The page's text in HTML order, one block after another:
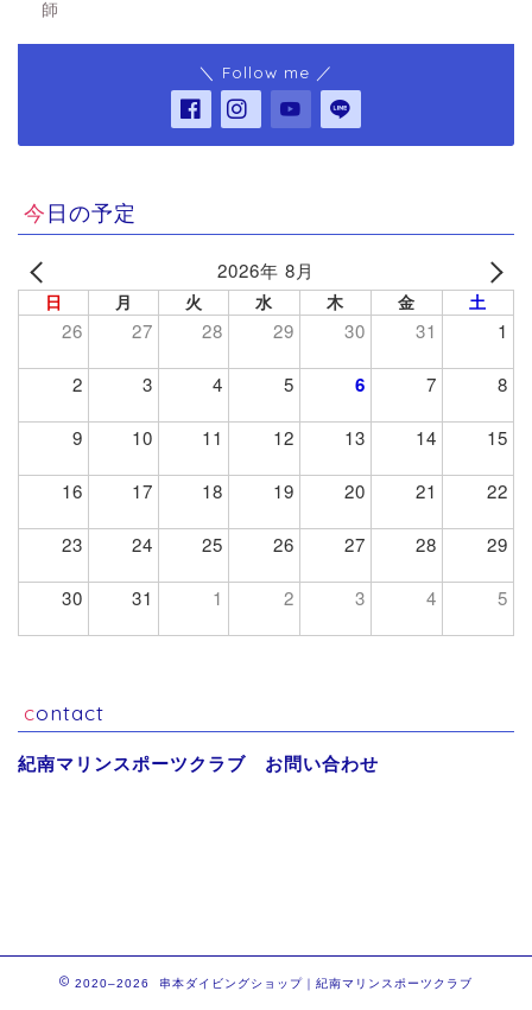
師
＼ Follow me ／
今日の予定
2026年 8月
日 月 火 水 木 金 土
26 27 28 29 30 31 1
2 3 4 5 6 7 8
9 10 11 12 13 14 15
16 17 18 19 20 21 22
23 24 25 26 27 28 29
30 31 1 2 3 4 5
contact
紀南マリンスポーツクラブ お問い合わせ
2020–2026 串本ダイビングショップ｜紀南マリンスポーツクラブ